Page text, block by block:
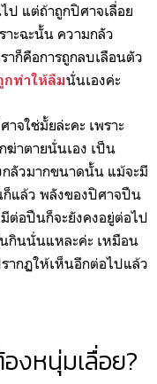
ป แต่ถ้าถูกปิศาจเลื่อย
าะฉะนั้น ความกลัว
าก็คือการถูกลบเลือนตัว
กทำให้ลืมนั่นเองค่ะ
จใช่มั้ยล่ะคะ เพราะ
ฆ่าตายนั่นเอง เป็น
ลัวมากขนาดนั้น แม้จะมี
แล้ว พลังของปิศาจปืน
ต่อปืนก็จะยังคงอยู่ต่อไป
กินนั่นแหละค่ะ เหมือน
ากฏให้เห็นอีกต่อไปแล้ว
งหนุ่มเลื่อย?